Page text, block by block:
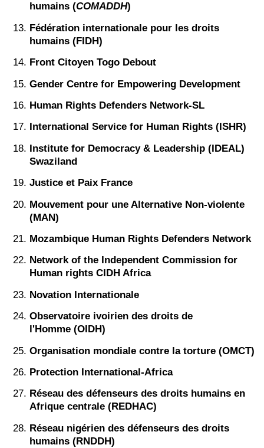
humains (COMADDH)
Fédération internationale pour les droits
humains (FIDH)
Front Citoyen Togo Debout
Gender Centre for Empowering Development
Human Rights Defenders Network-SL
International Service for Human Rights (ISHR)
Institute for Democracy & Leadership (IDEAL)
Swaziland
Justice et Paix France
Mouvement pour une Alternative Non-violente
(MAN)
Mozambique Human Rights Defenders Network
Network of the Independent Commission for
Human rights CIDH Africa
Novation Internationale
Observatoire ivoirien des droits de
l'Homme (OIDH)
Organisation mondiale contre la torture (OMCT)
Protection International-Africa
Réseau des défenseurs des droits humains en
Afrique centrale (REDHAC)
Réseau nigérien des défenseurs des droits
humains (RNDDH)